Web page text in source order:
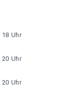
18 Uhr
20 Uhr
20 Uhr